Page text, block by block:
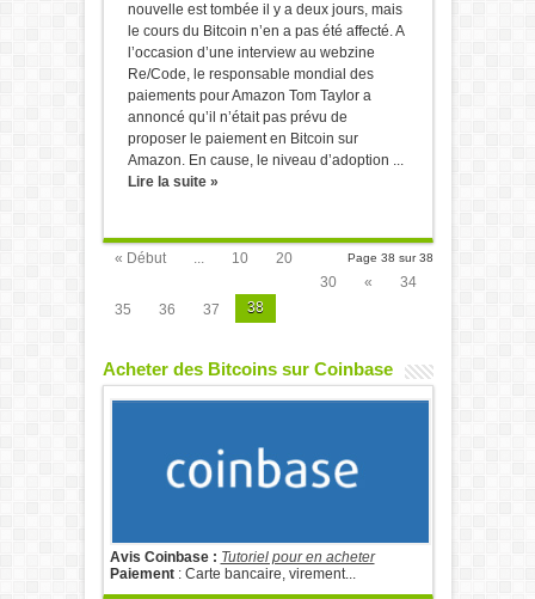
nouvelle est tombée il y a deux jours, mais
le cours du Bitcoin n’en a pas été affecté. A
l’occasion d’une interview au webzine
Re/Code, le responsable mondial des
paiements pour Amazon Tom Taylor a
annoncé qu’il n’était pas prévu de
proposer le paiement en Bitcoin sur
Amazon. En cause, le niveau d’adoption ...
Lire la suite »
Page 38 sur 38
« Début ... 10
20
30
«
34
35
36 37 38
Acheter des Bitcoins sur Coinbase
Avis Coinbase : Tutoriel pour en acheter
Paiement: Carte bancaire, virement...